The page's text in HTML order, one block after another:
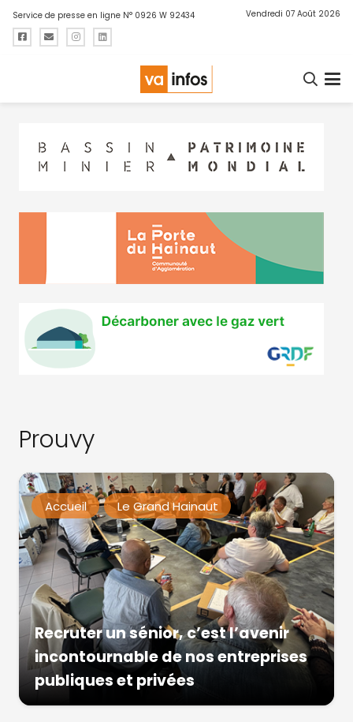
Service de presse en ligne N° 0926 W 92434 Vendredi 07 Août 2026
Prouvy
Accueil Le Grand Hainaut
Recruter un sénior, c’est l’avenir
incontournable de nos entreprises
publiques et privées